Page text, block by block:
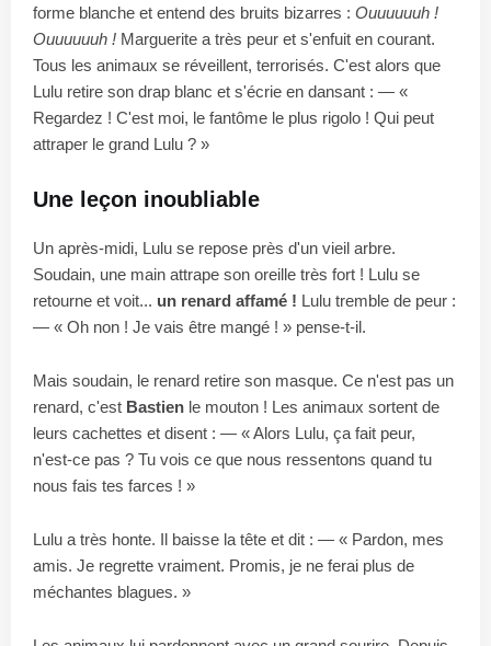
forme blanche et entend des bruits bizarres : Ouuuuuuh !
Ouuuuuuh ! Marguerite a très peur et s'enfuit en courant.
Tous les animaux se réveillent, terrorisés. C'est alors que
Lulu retire son drap blanc et s'écrie en dansant : — «
Regardez ! C'est moi, le fantôme le plus rigolo ! Qui peut
attraper le grand Lulu ? »
Une leçon inoubliable
Un après-midi, Lulu se repose près d'un vieil arbre.
Soudain, une main attrape son oreille très fort ! Lulu se
retourne et voit... un renard affamé ! Lulu tremble de peur :
— « Oh non ! Je vais être mangé ! » pense-t-il.
Mais soudain, le renard retire son masque. Ce n'est pas un
renard, c'est Bastien le mouton ! Les animaux sortent de
leurs cachettes et disent : — « Alors Lulu, ça fait peur,
n'est-ce pas ? Tu vois ce que nous ressentons quand tu
nous fais tes farces ! »
Lulu a très honte. Il baisse la tête et dit : — « Pardon, mes
amis. Je regrette vraiment. Promis, je ne ferai plus de
méchantes blagues. »